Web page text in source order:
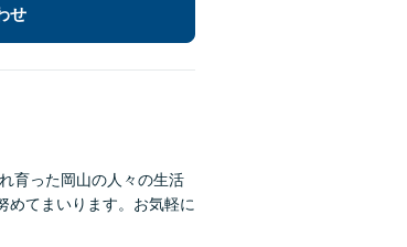
せ
育った岡山の人々の生活
めてまいります。お気軽に